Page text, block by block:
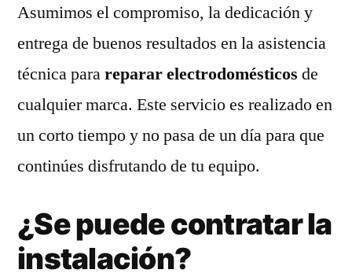
Asumimos el compromiso, la dedicación y
entrega de buenos resultados en la asistencia
técnica parareparar electrodomésticos de
cualquier marca. Este servicio es realizado en
un corto tiempo y no pasa de un día para que
continúes disfrutando de tu equipo.
¿Se puede contratar la
instalación?